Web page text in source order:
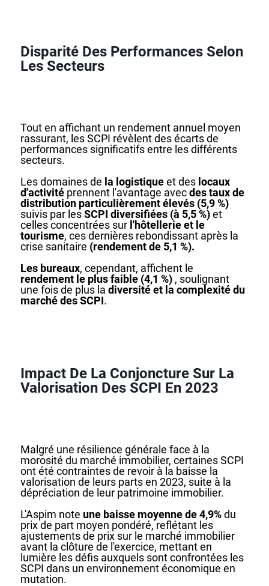
Disparité Des Performances Selon
Les Secteurs
Tout en affichant un rendement annuel moyen
rassurant, les SCPI révèlent des écarts de
performances significatifs entre les différents
secteurs.
Les domaines de la logistiqueet des locaux
d'activité prennent l'avantage avecdes taux de
distribution particulièrement élevés (5,9 %)
suivis par lesSCPI diversifiées (à 5,5 %)et
celles concentrées sur l'hôtellerie et le
tourisme, ces dernières rebondissant après la
crise sanitaire (rendement de 5,1 %).
Les bureaux, cependant, affichent le
rendement le plus faible (4,1 %) , soulignant
une fois de plus la diversité et la complexité du
marché des SCPI.
Impact De La Conjoncture Sur La
Valorisation Des SCPI En 2023
Malgré une résilience générale face à la
morosité du marché immobilier, certaines SCPI
ont été contraintes de revoir à la baisse la
valorisation de leurs parts en 2023, suite à la
dépréciation de leur patrimoine immobilier.
L'Aspim note une baisse moyenne de 4,9%du
prix de part moyen pondéré, reflétant les
ajustements de prix sur le marché immobilier
avant la clôture de l'exercice, mettant en
lumière les défis auxquels sont confrontées les
SCPI dans un environnement économique en
mutation.